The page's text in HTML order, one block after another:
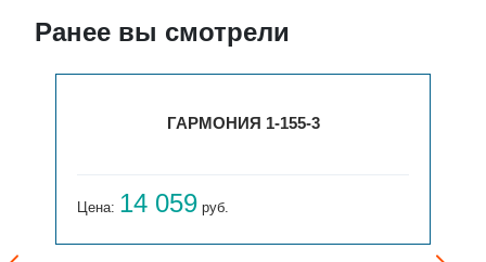
Ранее вы смотрели
ГАРМОНИЯ 1-155-4
Цена:15 654